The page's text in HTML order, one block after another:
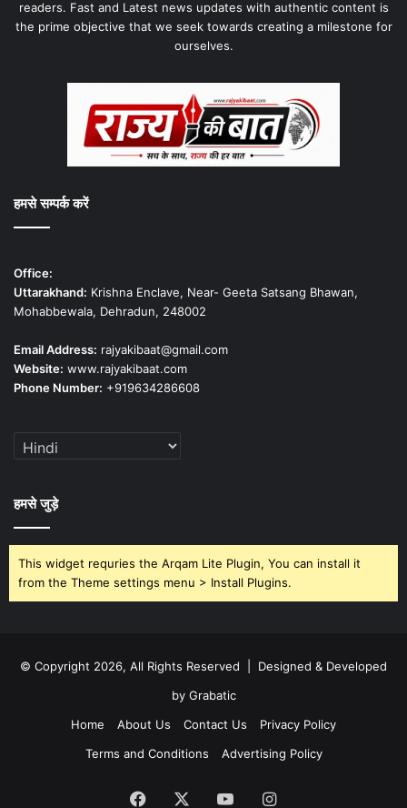
readers. Fast and Latest news updates with authentic content is
the prime objective that we seek towards creating a milestone for
ourselves.
हमसे सम्पर्क करें
Office:
Uttarakhand: Krishna Enclave, Near- Geeta Satsang Bhawan,
Mohabbewala, Dehradun, 248002
Email Address: rajyakibaat@gmail.com
Website: www.rajyakibaat.com
Phone Number: +919634286608
हमसे जुड़े
This widget requries the Arqam Lite Plugin, You can install it
from the Theme settings menu > Install Plugins.
© Copyright 2026, All Rights Reserved | Designed & Developed
by Grabatic
Home
About Us Contact Us
Privacy Policy
Terms and Conditions
Advertising Policy
Facebook YouTubeInstagram